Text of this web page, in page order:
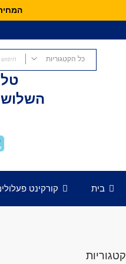
כל הקטגוריות
דק לקורקינט
כידון לקורקינט
השלושה 2 (בגב
בית קורקינט
קטגוריות